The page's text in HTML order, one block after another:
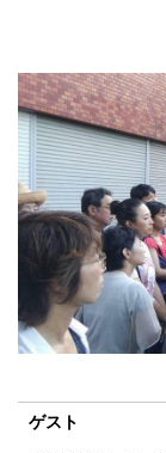
ゲスト